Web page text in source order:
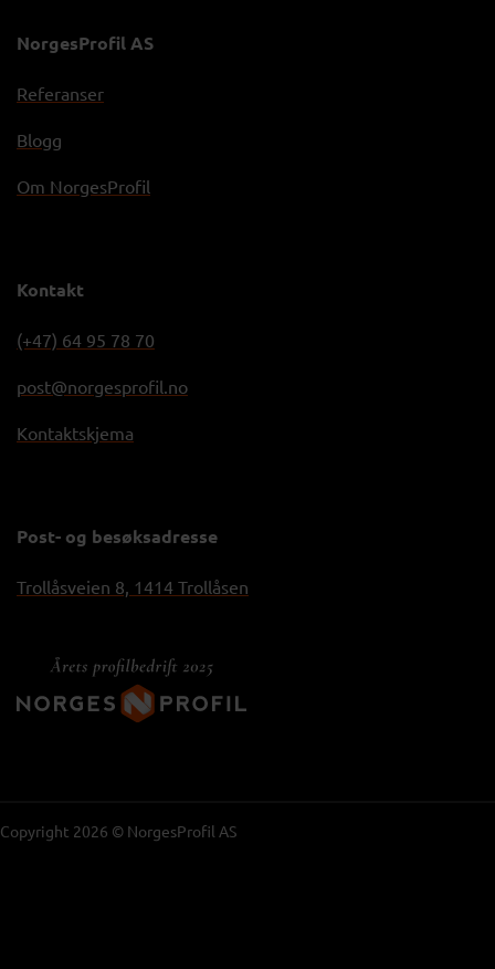
NorgesProfil AS
Referanser
Blogg
Om NorgesProfil
Kontakt
(+47) 64 95 78 70
post@norgesprofil.no
Kontaktskjema
Post- og besøksadresse
Trollåsveien 8, 1414 Trollåsen
Copyright 2026 © NorgesProfil AS